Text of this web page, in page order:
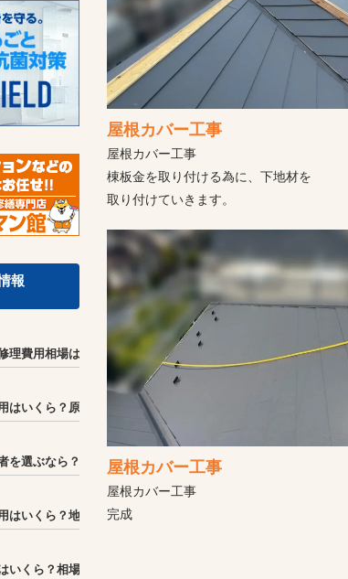
屋根カバー工事
屋根カバー工事
棟板金を取り付ける為に、下地材を
取り付けていきます。
屋根カバー工事
屋根カバー工事
完成
報
理費用相場は？実際の費用と差がでる理由と後悔しない業者選び
はいくら？原因調査から応急処置・本修理まで解説
を選ぶなら？見積書・診断・保証で失敗しない比較ポイント
はいくら？地域相場と施工事例から徹底解説
いくら？相場より高くなる家・安く見える見積もりの注意点